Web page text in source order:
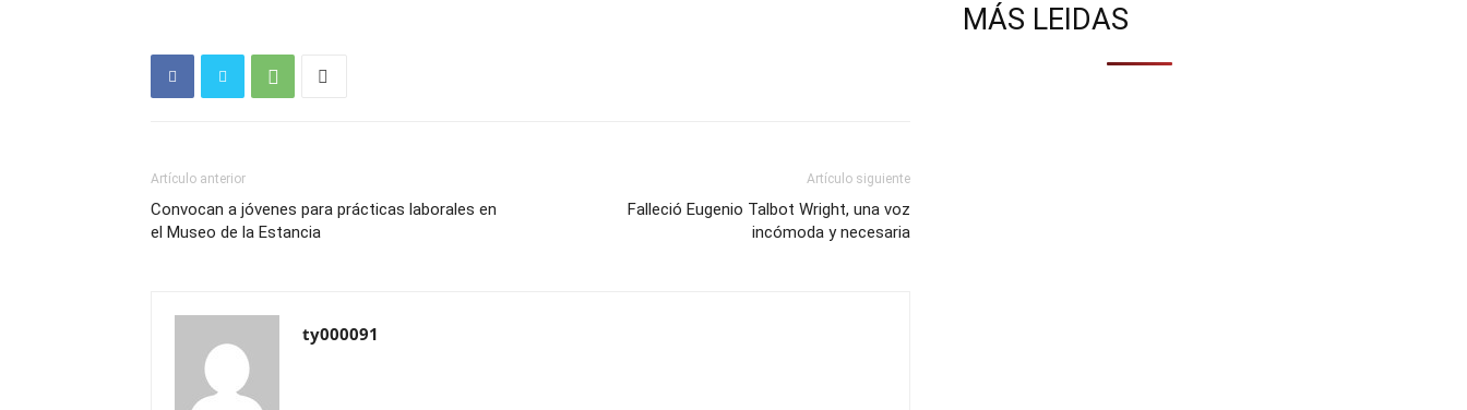
Artículo anterior
Convocan a jóvenes para prácticas laborales en
el Museo de la Estancia
Artículo siguiente
Falleció Eugenio Talbot Wright, una voz
incómoda y necesaria
ty000091
MÁS LEIDAS